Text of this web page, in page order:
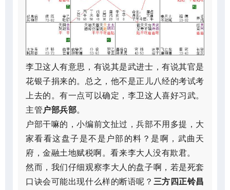
李卫这人有意思，有说其是武进士，有说其官是
花银子捐来的。总之，他不是正儿八经的考试考
上去的。有一点可以确定，李卫这人喜好习武。
主管 户部兵部。
户部干嘛的，小编前文扯过，兵部不用多提，大
家看看这盘子是不是户部的料？是啊，武曲天
府，金融土地赋税啊。看来李大人没有欺君。
然而，我们仔细观察李大人的盘子啊，若是死套
口诀会可能出现什么样的断语呢？ 三方四正铃昌